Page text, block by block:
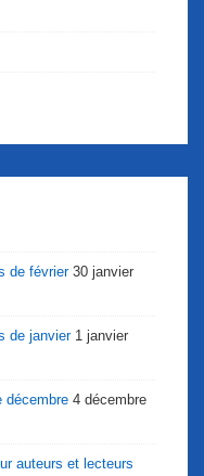
de février 30 janvier
de janvier 1 janvier
décembre 4 décembre
auteurs et lecteurs